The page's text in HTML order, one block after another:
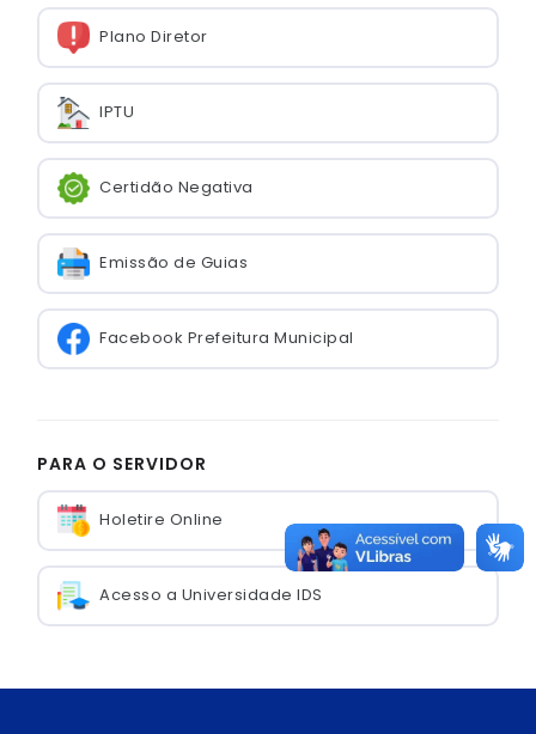
Plano Diretor
IPTU
Certidão Negativa
Emissão de Guias
Facebook Prefeitura Municipal
PARA O SERVIDOR
Holetire Online
Acesso a Universidade IDS